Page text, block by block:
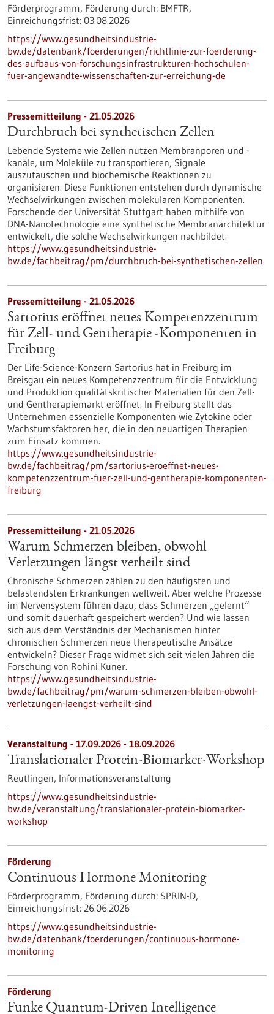
Förderprogramm, Förderung durch: BMFTR,
Einreichungsfrist: 03.08.2026
https://www.gesundheitsindustrie-
bw.de/datenbank/foerderungen/richtlinie-zur-foerderung-
des-aufbaus-von-forschungsinfrastrukturen-hochschulen-
fuer-angewandte-wissenschaften-zur-erreichung-de
Pressemitteilung - 21.05.2026
Durchbruch bei synthetischen Zellen
Lebende Systeme wie Zellen nutzen Membranporen und -
kanäle, um Moleküle zu transportieren, Signale
auszutauschen und biochemische Reaktionen zu
organisieren. Diese Funktionen entstehen durch dynamische
Wechselwirkungen zwischen molekularen Komponenten.
Forschende der Universität Stuttgart haben mithilfe von
DNA-Nanotechnologie eine synthetische Membranarchitektur
entwickelt, die solche Wechselwirkungen nachbildet.
https://www.gesundheitsindustrie-
bw.de/fachbeitrag/pm/durchbruch-bei-synthetischen-zellen
Pressemitteilung - 21.05.2026
Sartorius eröffnet neues Kompetenzzentrum
für Zell- und Gentherapie ‑Komponenten in
Freiburg
Der Life-Science-Konzern Sartorius hat in Freiburg im
Breisgau ein neues Kompetenzzentrum für die Entwicklung
und Produktion qualitätskritischer Materialien für den Zell-
und Gentherapiemarkt eröffnet. In Freiburg stellt das
Unternehmen essenzielle Komponenten wie Zytokine oder
Wachstumsfaktoren her, die in den neuartigen Therapien
zum Einsatz kommen.
https://www.gesundheitsindustrie-
bw.de/fachbeitrag/pm/sartorius-eroeffnet-neues-
kompetenzzentrum-fuer-zell-und-gentherapie-komponenten-
freiburg
Pressemitteilung - 21.05.2026
Warum Schmerzen bleiben, obwohl
Verletzungen längst verheilt sind
Chronische Schmerzen zählen zu den häufigsten und
belastendsten Erkrankungen weltweit. Aber welche Prozesse
im Nervensystem führen dazu, dass Schmerzen „gelernt“
und somit dauerhaft gespeichert werden? Und wie lassen
sich aus dem Verständnis der Mechanismen hinter
chronischen Schmerzen neue therapeutische Ansätze
entwickeln? Dieser Frage widmet sich seit vielen Jahren die
Forschung von Rohini Kuner.
https://www.gesundheitsindustrie-
bw.de/fachbeitrag/pm/warum-schmerzen-bleiben-obwohl-
verletzungen-laengst-verheilt-sind
Veranstaltung - 17.09.2026 - 18.09.2026
Translationaler Protein-Biomarker-Workshop
Reutlingen, Informationsveranstaltung
https://www.gesundheitsindustrie-
bw.de/veranstaltung/translationaler-protein-biomarker-
workshop
Förderung
Continuous Hormone Monitoring
Förderprogramm, Förderung durch: SPRIN-D,
Einreichungsfrist: 26.06.2026
https://www.gesundheitsindustrie-
bw.de/datenbank/foerderungen/continuous-hormone-
monitoring
Förderung
Funke Quantum-Driven Intelligence